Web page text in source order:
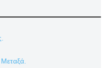
Μεταξά.